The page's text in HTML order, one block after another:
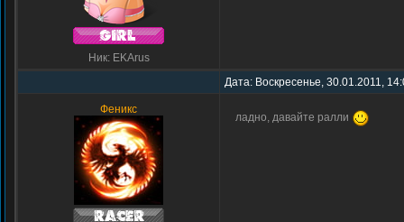
Ник: EKArus
Дата: Воскресенье, 30.01.2011,
Феникс
ладно, давайте ралли